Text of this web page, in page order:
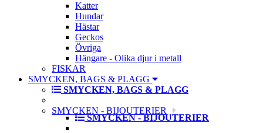
Katter
Hundar
Hästar
Geckos
Övriga
Hängare - Olika djur i metall
FISKAR
SMYCKEN, BAGS & PLAGG
SMYCKEN, BAGS & PLAGG
SMYCKEN - BIJOUTERIER
SMYCKEN - BIJOUTERIER